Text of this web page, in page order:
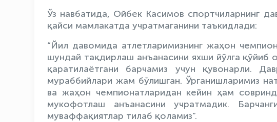
Ўз навбатида, Ойбек Касимов спортчиларнинг
қайси мамлакатда учратмаганини таъкидлади:
“Йил давомида атлетларимизнинг жаҳон
шундай тақдирлаш анъанасини яхши йўлга қўйиб
қаратилаётгани барчамиз учун қувонарли.
мураббийлари жам бўлишган. Ўрганишларимиз
ва жаҳон чемпионатларидан кейин ҳам
мукофотлаш анъанасини учратмадик.
муваффақиятлар тилаб қоламиз”.